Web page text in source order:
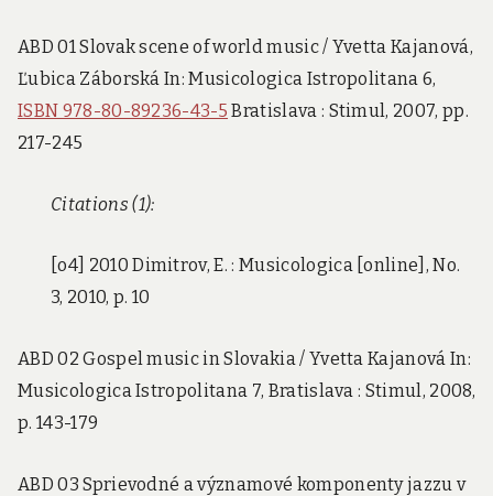
ABD 01 Slovak scene of world music / Yvetta Kajanová,
Ľubica Záborská In: Musicologica Istropolitana 6,
ISBN 978-80-89236-43-5 Bratislava : Stimul, 2007, pp.
217-245
Citations (1):
[o4] 2010 Dimitrov, E. : Musicologica [online], No.
3, 2010, p. 10
ABD 02 Gospel music in Slovakia / Yvetta Kajanová In:
Musicologica Istropolitana 7, Bratislava : Stimul, 2008,
p. 143-179
ABD 03 Sprievodné a významové komponenty jazzu v